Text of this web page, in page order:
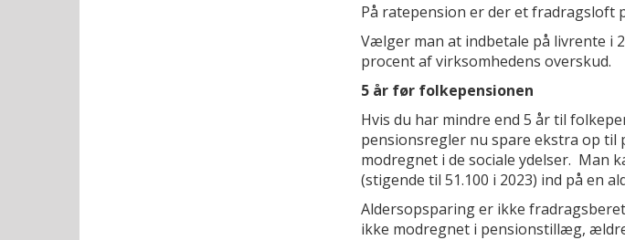
På ratepension er der et fradragsloft
Vælger man at indbetale på livrente i
procent af virksomhedens overskud.
5 år før folkepensionen
Hvis du har mindre end 5 år til
pensionsregler nu spare ekstra op til
modregnet i de sociale ydelser. Man
(stigende til 51.100 i 2023) ind på en
Aldersopsparing er ikke
ikke modregnet i pensionstillæg,